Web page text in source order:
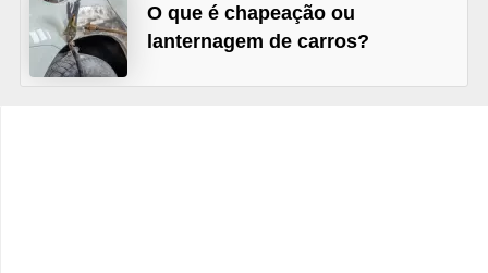
O que é chapeação ou
lanternagem de carros?
a
m
i